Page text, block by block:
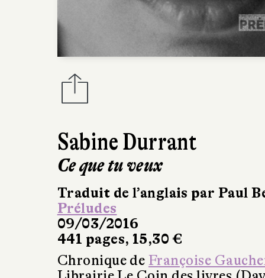
Sabine Durrant
Ce que tu veux
Traduit de l’anglais par Paul
Préludes
09/03/2016
441 pages, 15,30 €
Chronique de Françoise